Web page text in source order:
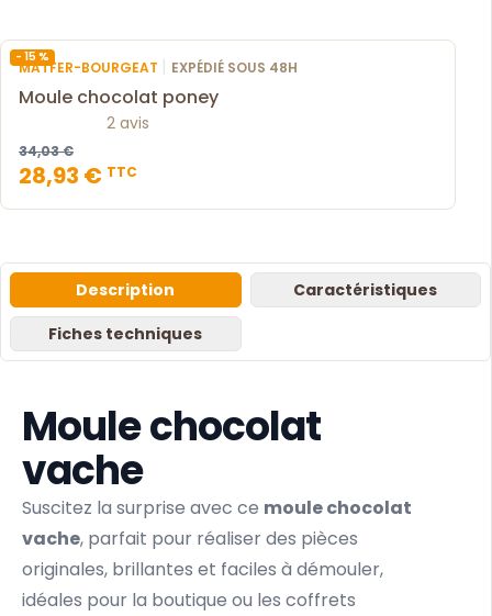
- 15 %
MATFER-BOURGEAT | EXPÉDIÉ SOUS 48H
Moule chocolat poney
2 avis
34,03 €
28,93 € TTC
Description
Caractéristiques
Fiches techniques
Moule chocolat
vache
Suscitez la surprise avec ce moule chocolat
vache, parfait pour réaliser des pièces
originales, brillantes et faciles à démouler,
idéales pour la boutique ou les coffrets